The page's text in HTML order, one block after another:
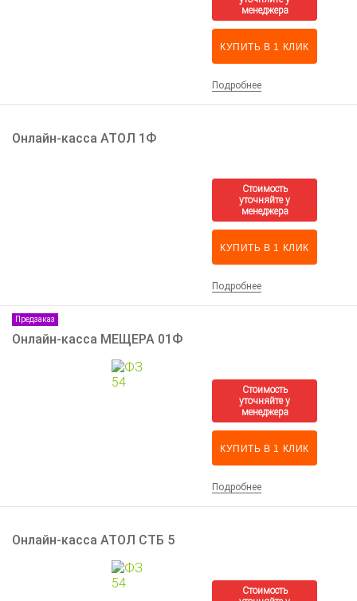
КУПИТЬ В 1 КЛИК
Подробнее
Онлайн-касса АТОЛ 1Ф
КУПИТЬ В 1 КЛИК
Подробнее
Предзаказ
Онлайн-касса МЕЩЕРА 01Ф
КУПИТЬ В 1 КЛИК
Подробнее
Онлайн-касса АТОЛ СТБ 5